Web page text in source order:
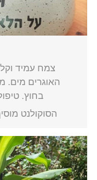
צמח עמיד וקל
האוגרים מים.
בחוץ.
הסוקולנט